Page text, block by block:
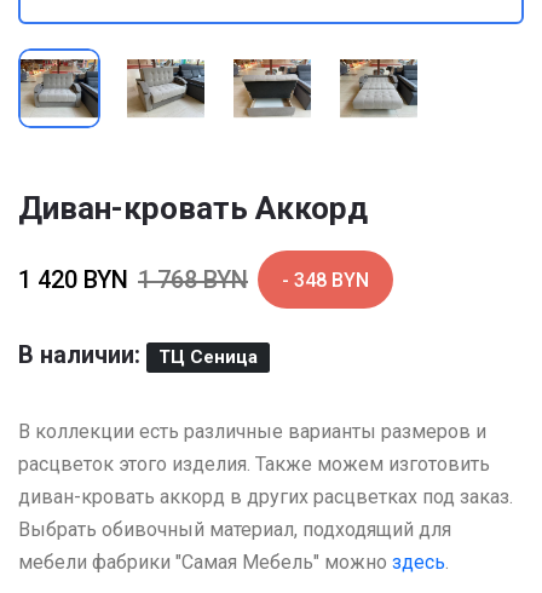
Диван-кровать Аккорд
1 420 BYN 1 768 BYN - 348 BYN
В наличии: ТЦ Сеница
В коллекции есть различные варианты размеров и
расцветок этого изделия. Также можем изготовить
диван-кровать аккорд в других расцветках под заказ.
Выбрать обивочный материал, подходящий для
мебели фабрики "Самая Мебель" можно здесь.